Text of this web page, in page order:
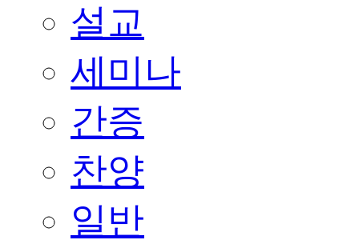
설교
세미나
간증
찬양
일반